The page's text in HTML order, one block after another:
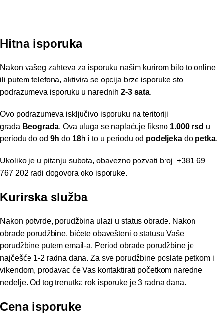
Hitna isporuka
Nakon vašeg zahteva za isporuku našim kurirom bilo to online
ili putem telefona, aktivira se opcija brze isporuke sto
podrazumeva isporuku u narednih 2-3 sata.
Ovo podrazumeva isključivo isporuku na teritoriji
grada Beograda. Ova uluga se naplaćuje fiksno 1.000 rsd u
periodu do od 9h do 18h i to u periodu od podeljeka do petka.
Ukoliko je u pitanju subota, obavezno pozvati broj +381 69
767 202 radi dogovora oko isporuke.
Kurirska služba
Nakon potvrde, porudžbina ulazi u status obrade. Nakon
obrade porudžbine, bićete obavešteni o statusu Vaše
porudžbine putem email-a. Period obrade porudžbine je
najčešće 1-2 radna dana. Za sve porudžbine poslate petkom i
vikendom, prodavac će Vas kontaktirati početkom naredne
nedelje. Od tog trenutka rok isporuke je 3 radna dana.
Cena isporuke